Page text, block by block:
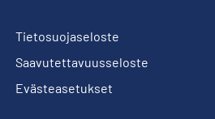
Tietosuojaseloste
Saavutettavuusseloste
Evästeasetukset